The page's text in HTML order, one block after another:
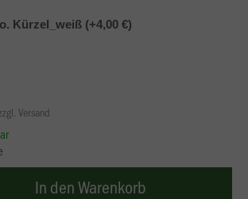
Kürzel_weiß (+4,00 €)
Versand
In den Warenkorb